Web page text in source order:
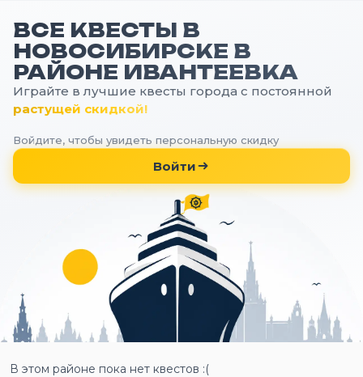
ВСЕ КВЕСТЫ В
НОВОСИБИРСКЕ В
РАЙОНЕ ИВАНТЕЕВКА
Играйте в лучшие квесты города с постоянной
растущей скидкой!
Войдите, чтобы увидеть персональную скидку
Войти
В этом районе пока нет квестов :(